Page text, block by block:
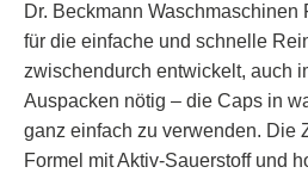
Dr. Beckmann Waschmaschinen
für die einfache und schnelle
zwischendurch entwickelt, auch
Auspacken nötig – die Caps in
ganz einfach zu verwenden. Die
Formel mit Aktiv-Sauerstoff und